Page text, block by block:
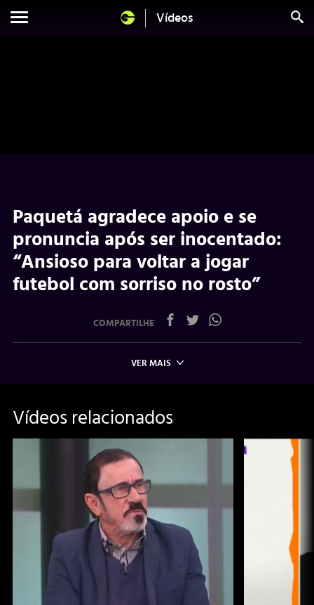
Vídeos
Paquetá agradece apoio e se
pronuncia após ser inocentado:
“Ansioso para voltar a jogar
futebol com sorriso no rosto”
COMPARTILHE
VER MAIS
Vídeos relacionados